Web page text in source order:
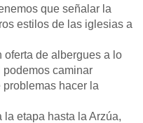
que señalar la
estilos de las iglesias a
oferta de albergues a lo
podemos caminar
hacer la
etapa hasta la Arzúa,